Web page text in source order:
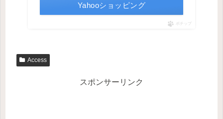
Yahooショッピング
ポチップ
Access
スポンサーリンク